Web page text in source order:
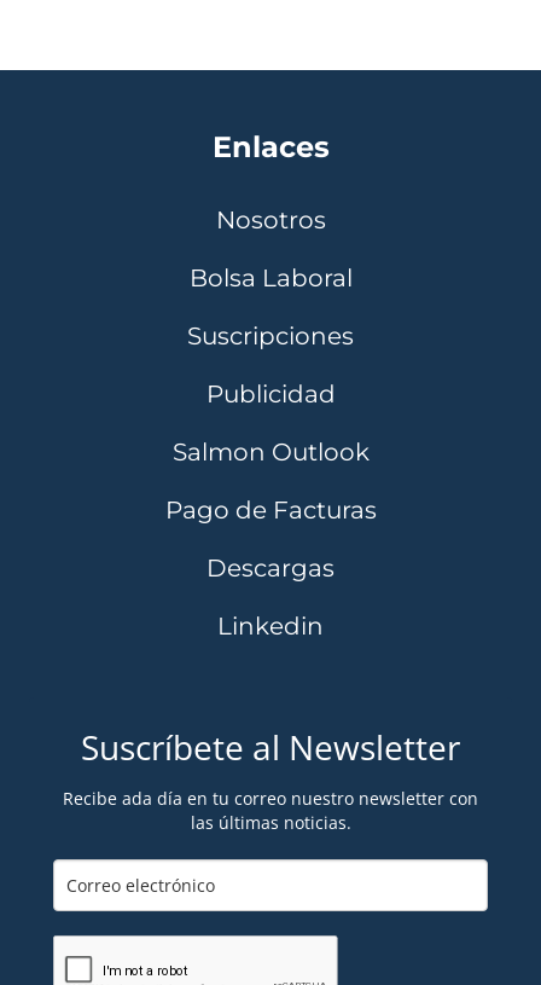
Enlaces
Nosotros
Bolsa Laboral
Suscripciones
Publicidad
Salmon Outlook
Pago de Facturas
Descargas
Linkedin
Suscríbete al Newsletter
Recibe ada día en tu correo nuestro newsletter con
las últimas noticias.